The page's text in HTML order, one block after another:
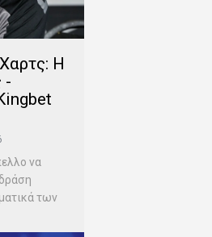
Η
-
να
των